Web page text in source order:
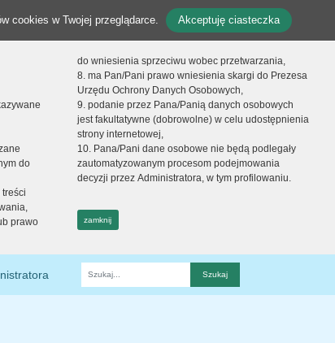
cookies w Twojej przeglądarce. Akceptuję ciasteczka
do
prawo
do wniesienia sprzeciwu wobec przetwarzania,
8. ma Pan/Pani prawo wniesienia skargi do Prezesa
Urzędu Ochrony Danych Osobowych,
9. podanie przez Pana/Panią danych osobowych
jest fakultatywne (dobrowolne) w celu udostępnienia
strony internetowej,
10. Pana/Pani dane osobowe nie będą podlegały
zautomatyzowanym procesom podejmowania
decyzji przez Administratora, w tym profilowaniu.
zamknij
Fraza